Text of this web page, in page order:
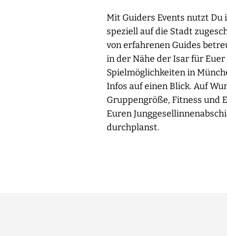
Mit Guiders Events nutzt Du
speziell auf die Stadt
von erfahrenen Guides
in der Nähe der Isar für
Spielmöglichkeiten in
Infos auf einen Blick. Auf
Gruppengröße, Fitness und
Euren
durchplanst.